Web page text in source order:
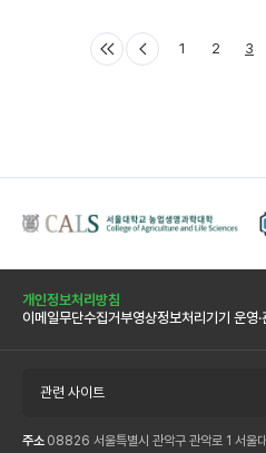
1 2 3
개인정보처리방침
이메일무단수집거부영상정보처리기기 운영·
주소 08826 서울특별시 관악구 관악로 1 서울
관련 사이트